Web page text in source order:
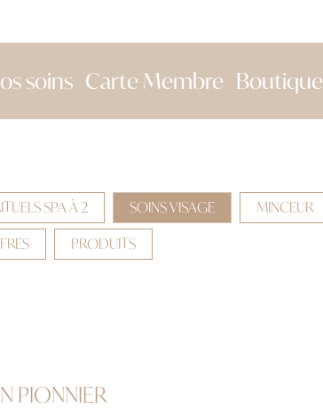
soins Carte Membre Boutique
SPA À 2 SOINS VISAGE MINCEUR
PRODUITS
PIONNIER